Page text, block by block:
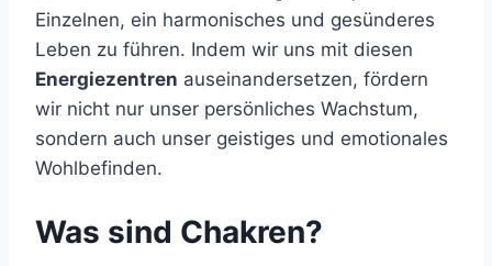
Einzelnen, ein harmonisches und gesünderes
Leben zu führen. Indem wir uns mit diesen
Energiezentren auseinandersetzen, fördern
wir nicht nur unser persönliches Wachstum,
sondern auch unser geistiges und emotionales
Wohlbefinden.
Was sind Chakren?